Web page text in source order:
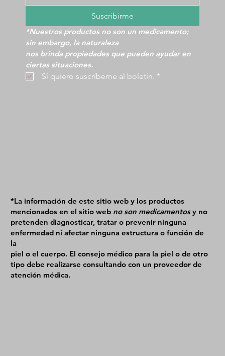
Suscribirme
*Nuestros productos no son un medicamento;
sin embargo, la naturaleza
nos brinda propiedades que pueden ayudar en
ciertas situaciones.
Sí quiero suscríbeme al boletín. *
*La información de este sitio web y los productos
mencionados en el sitio web no son medicamentosy no
pretenden diagnosticar, tratar o prevenir ninguna
enfermedad ni afectar ninguna estructura o función de
la
piel o el cuerpo. El consejo médico para la piel o de otro
tipo debe realizarse consultando con un proveedor de
atención médica.